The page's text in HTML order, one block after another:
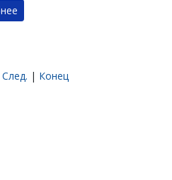
След. | Конец